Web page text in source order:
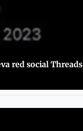
red social Threads